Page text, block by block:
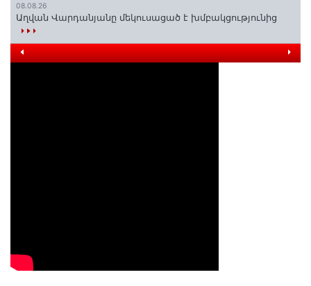
08.08.26
Աղվան Վարդանյանը մեկուսացած է խմբակցությունից